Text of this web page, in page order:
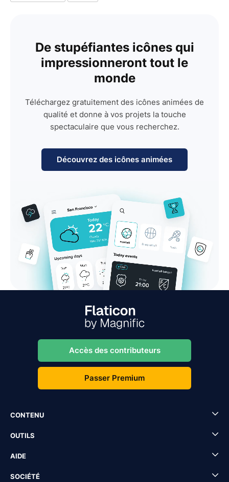
De stupéfiantes icônes qui
impressionneront tout le
monde
Téléchargez gratuitement des icônes animées de
qualité et donne à vos projets la touche
spectaculaire que vous recherchez.
Découvrez des icônes animées
Accès des contributeurs
Passer Premium
CONTENU
OUTILS
AIDE
SOCIÉTÉ